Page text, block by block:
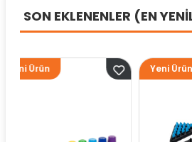
SON EKLENENLER (EN
Yeni Ürün